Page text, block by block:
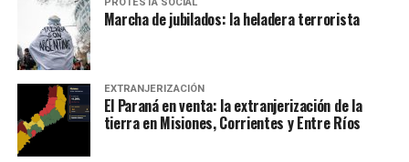
Marcha de jubilados: la heladera terrorista
EXTRANJERIZACIÓN
El Paraná en venta: la extranjerización de la
tierra en Misiones, Corrientes y Entre Ríos